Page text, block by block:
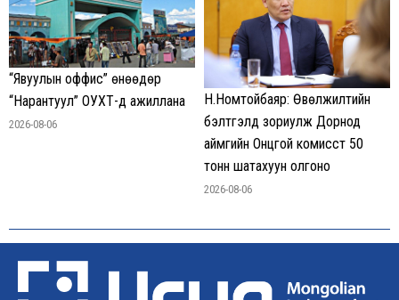
“Явуулын оффис” өнөөдөр
“Нарантуул” ОУХТ-д ажиллана
2026-08-06
Н.Номтойбаяр: Өвөлжилтийн
бэлтгэлд зориулж Дорнод
аймгийн Онцгой комисст 50
тонн шатахуун олгоно
2026-08-06